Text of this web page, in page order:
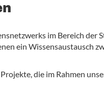
im Bereich
ein Wissensaustausch
die im Rahmen